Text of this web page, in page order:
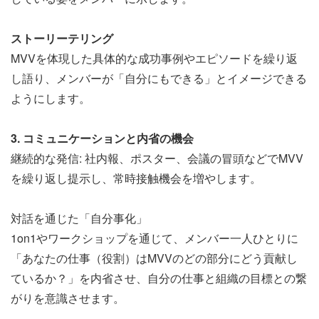
ストーリーテリング
MVVを体現した具体的な成功事例やエピソードを繰り返
し語り、メンバーが「自分にもできる」とイメージできる
ようにします。
3. コミュニケーションと内省の機会
継続的な発信: 社内報、ポスター、会議の冒頭などでMVV
を繰り返し提示し、常時接触機会を増やします。
対話を通じた「自分事化」
1on1やワークショップを通じて、メンバー一人ひとりに
「あなたの仕事（役割）はMVVのどの部分にどう貢献し
ているか？」を内省させ、自分の仕事と組織の目標との繋
がりを意識させます。